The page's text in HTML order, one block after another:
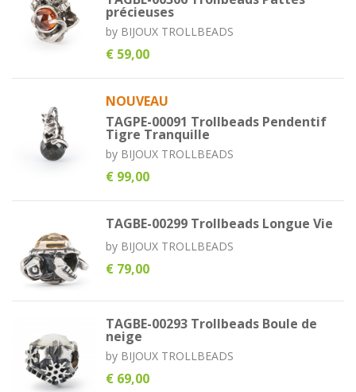
précieuses
by BIJOUX TROLLBEADS
€ 59,00
NOUVEAU
TAGPE-00091 Trollbeads Pendentif
Tigre Tranquille
by BIJOUX TROLLBEADS
€ 99,00
TAGBE-00299 Trollbeads Longue Vie
by BIJOUX TROLLBEADS
€ 79,00
TAGBE-00293 Trollbeads Boule de
neige
by BIJOUX TROLLBEADS
€ 69,00